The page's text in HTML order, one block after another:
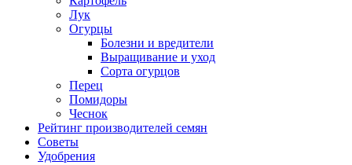
Лук
Огурцы
Болезни и вредители
Выращивание и уход
Сорта огурцов
Перец
Помидоры
Чеснок
Рейтинг производителей семян
Советы
Удобрения